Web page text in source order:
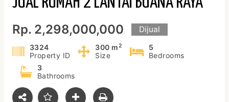
Rp. 2,298,000,000 Dijual
3324
Property ID
300 m2
Size
5
Bedrooms
3
Bathrooms